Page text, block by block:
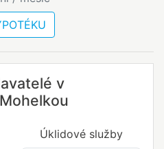
v
Úklidové služby